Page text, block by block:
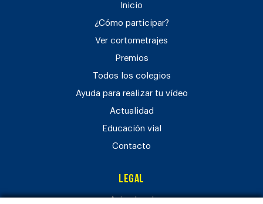
Inicio
¿Cómo participar?
Ver cortometrajes
Premios
Todos los colegios
Ayuda para realizar tu vídeo
Actualidad
Educación vial
Contacto
Legal
Aviso legal